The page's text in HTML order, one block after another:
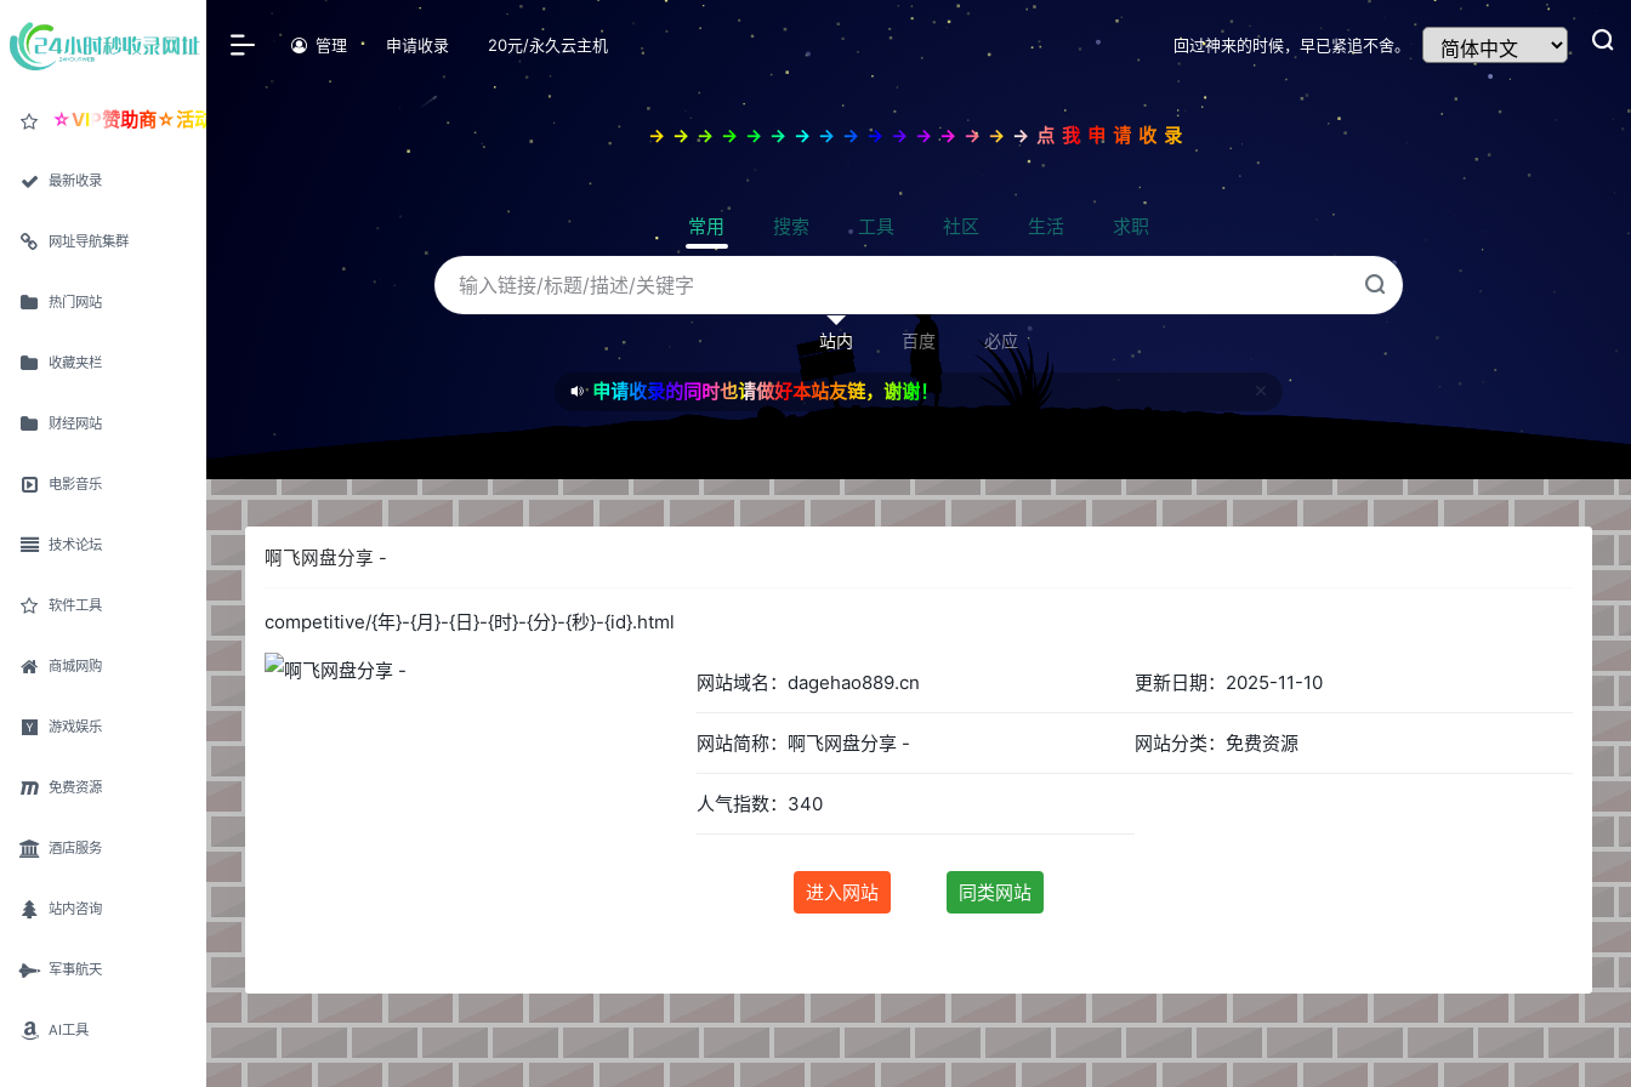
☆VIP赞助商☆活动价30元/永久置顶
最新收录
网址导航集群
热门网站
收藏夹栏
财经网站
电影音乐
技术论坛
软件工具
商城网购
游戏娱乐
免费资源
酒店服务
站内咨询
军事航天
AI工具
管理 申请收录 20元/永久云主机 回过神来的时候，早已紧追不舍。
→→→→→→→→→→→→→→→→点我申请收录
常用 搜索 工具 社区 生活 求职
站内 百度 必应
申请收录的同时也请做好本站友链，谢谢！
啊飞网盘分享 -
competitive/{年}-{月}-{日}-{时}-{分}-{秒}-{id}.html
网站域名：dagehao889.cn 更新日期：2025-11-10
网站简称：啊飞网盘分享 - 网站分类：免费资源
人气指数：340
进入网站 同类网站